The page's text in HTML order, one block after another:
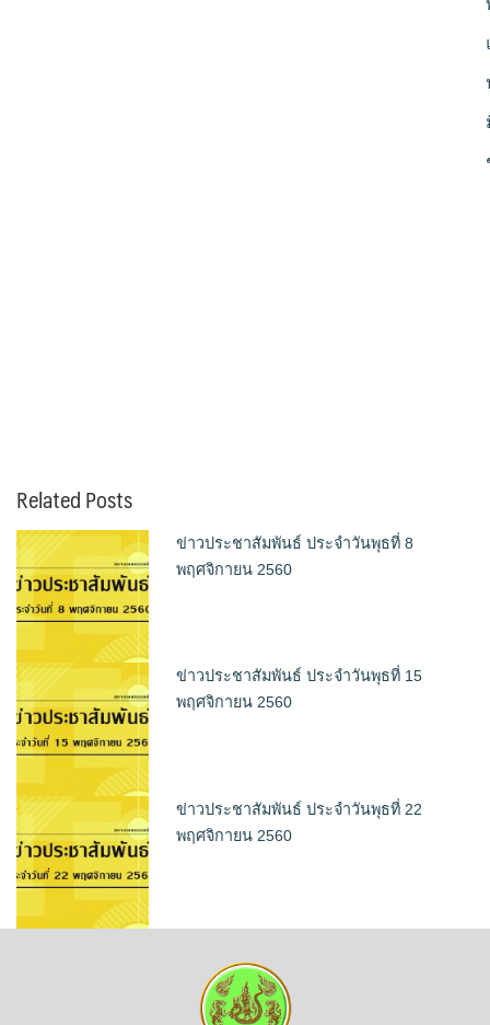
Related Posts
ข่าวประชาสัมพันธ์ ประจำวันพุธที่ 8
พฤศจิกายน 2560
ข่าวประชาสัมพันธ์ ประจำวันพุธที่ 15
พฤศจิกายน 2560
ข่าวประชาสัมพันธ์ ประจำวันพุธที่ 22
พฤศจิกายน 2560